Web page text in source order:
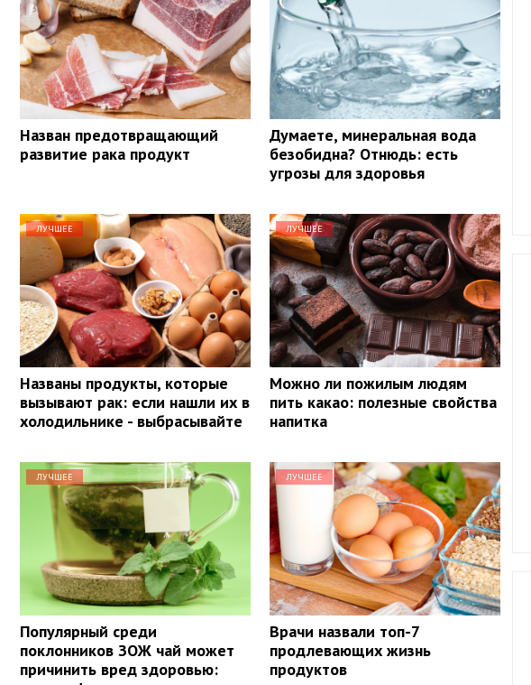
Назван предотвращающий
развитие рака продукт
Думаете, минеральная вода
безобидна? Отнюдь: есть
угрозы для здоровья
ЛУЧШЕЕ
Названы продукты, которые
вызывают рак: если нашли их в
холодильнике - выбрасывайте
ЛУЧШЕЕ
Можно ли пожилым людям
пить какао: полезные свойства
напитка
ЛУЧШЕЕ
Популярный среди
поклонников ЗОЖ чай может
причинить вред здоровью:
ЛУЧШЕЕ
Врачи назвали топ-7
продлевающих жизнь
продуктов